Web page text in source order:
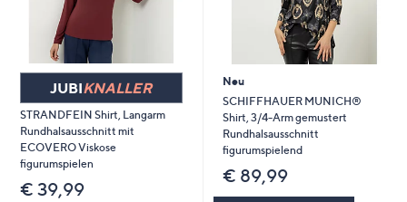
JUBIKNALLER
STRANDFEIN Shirt, Langarm
Rundhalsausschnitt mit
ECOVERO Viskose
figurumspielen
€ 39,99
Neu
SCHIFFHAUER MUNICH®
Shirt, 3/4-Arm gemustert
Rundhalsausschnitt
figurumspielend
€ 89,99